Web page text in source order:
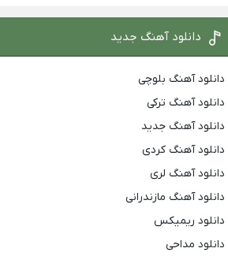
دانلود آهنگ جدید
دانلود آهنگ بلوچی
دانلود آهنگ ترکی
دانلود آهنگ جدید
دانلود آهنگ کردی
دانلود آهنگ لری
دانلود آهنگ مازندرانی
دانلود ریمیکس
دانلود مداحی